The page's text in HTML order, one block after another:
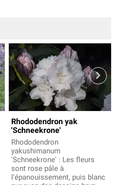
Rhododendron yak
'Schneekrone'
Rhododendron
yakushimanum
'Schneekrone' : Les fleurs
sont rose pâle à
l'épanouissement, puis blanc